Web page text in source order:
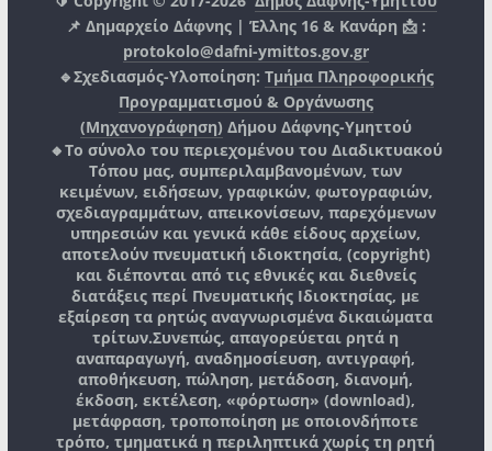
📌 Δημαρχείο Δάφνης | Έλλης 16 & Κανάρη 📩 :
protokolo@dafni-ymittos.gov.gr
🔹Σχεδιασμός-Υλοποίηση: Τμήμα Πληροφορικής
Προγραμματισμού & Οργάνωσης
(Μηχανογράφηση) Δήμου Δάφνης-Υμηττού
🔸Το σύνολο του περιεχομένου του Διαδικτυακού
Τόπου μας, συμπεριλαμβανομένων, των
κειμένων, ειδήσεων, γραφικών, φωτογραφιών,
σχεδιαγραμμάτων, απεικονίσεων, παρεχόμενων
υπηρεσιών και γενικά κάθε είδους αρχείων,
αποτελούν πνευματική ιδιοκτησία, (copyright)
και διέπονται από τις εθνικές και διεθνείς
διατάξεις περί Πνευματικής Ιδιοκτησίας, με
εξαίρεση τα ρητώς αναγνωρισμένα δικαιώματα
τρίτων.Συνεπώς, απαγορεύεται ρητά η
αναπαραγωγή, αναδημοσίευση, αντιγραφή,
αποθήκευση, πώληση, μετάδοση, διανομή,
έκδοση, εκτέλεση, «φόρτωση» (download),
μετάφραση, τροποποίηση με οποιονδήποτε
τρόπο, τμηματικά η περιληπτικά χωρίς τη ρητή